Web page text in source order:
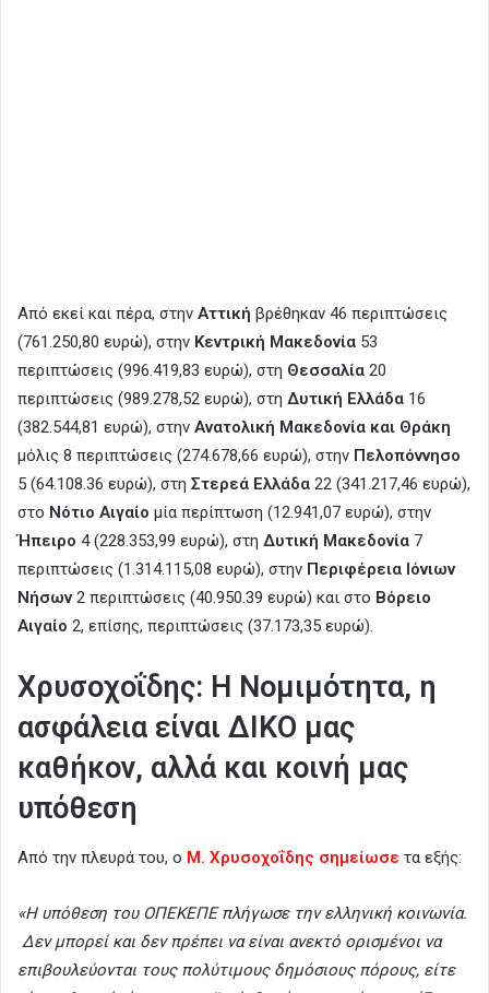
Από εκεί και πέρα, στην Αττική βρέθηκαν 46 περιπτώσεις
(761.250,80 ευρώ), στην Κεντρική Μακεδονία 53
περιπτώσεις (996.419,83 ευρώ), στη Θεσσαλία 20
περιπτώσεις (989.278,52 ευρώ), στη Δυτική Ελλάδα 16
(382.544,81 ευρώ), στην Ανατολική Μακεδονία και Θράκη
μόλις 8 περιπτώσεις (274.678,66 ευρώ), στην Πελοπόννησο
5 (64.108.36 ευρώ), στη Στερεά Ελλάδα 22 (341.217,46 ευρώ),
στο Νότιο Αιγαίο μία περίπτωση (12.941,07 ευρώ), στην
Ήπειρο 4 (228.353,99 ευρώ), στη Δυτική Μακεδονία 7
περιπτώσεις (1.314.115,08 ευρώ), στην Περιφέρεια Ιόνιων
Νήσων 2 περιπτώσεις (40.950.39 ευρώ) και στο Βόρειο
Αιγαίο 2, επίσης, περιπτώσεις (37.173,35 ευρώ).
Χρυσοχοΐδης: Η Νομιμότητα, η
ασφάλεια είναι ΔΙΚΟ μας
καθήκον, αλλά και κοινή μας
υπόθεση
Από την πλευρά του, ο Μ. Χρυσοχοΐδης σημείωσε τα εξής:
«Η υπόθεση του ΟΠΕΚΕΠΕ πλήγωσε την ελληνική κοινωνία.
Δεν μπορεί και δεν πρέπει να είναι ανεκτό ορισμένοι να
επιβουλεύονται τους πολύτιμους δημόσιους πόρους, είτε